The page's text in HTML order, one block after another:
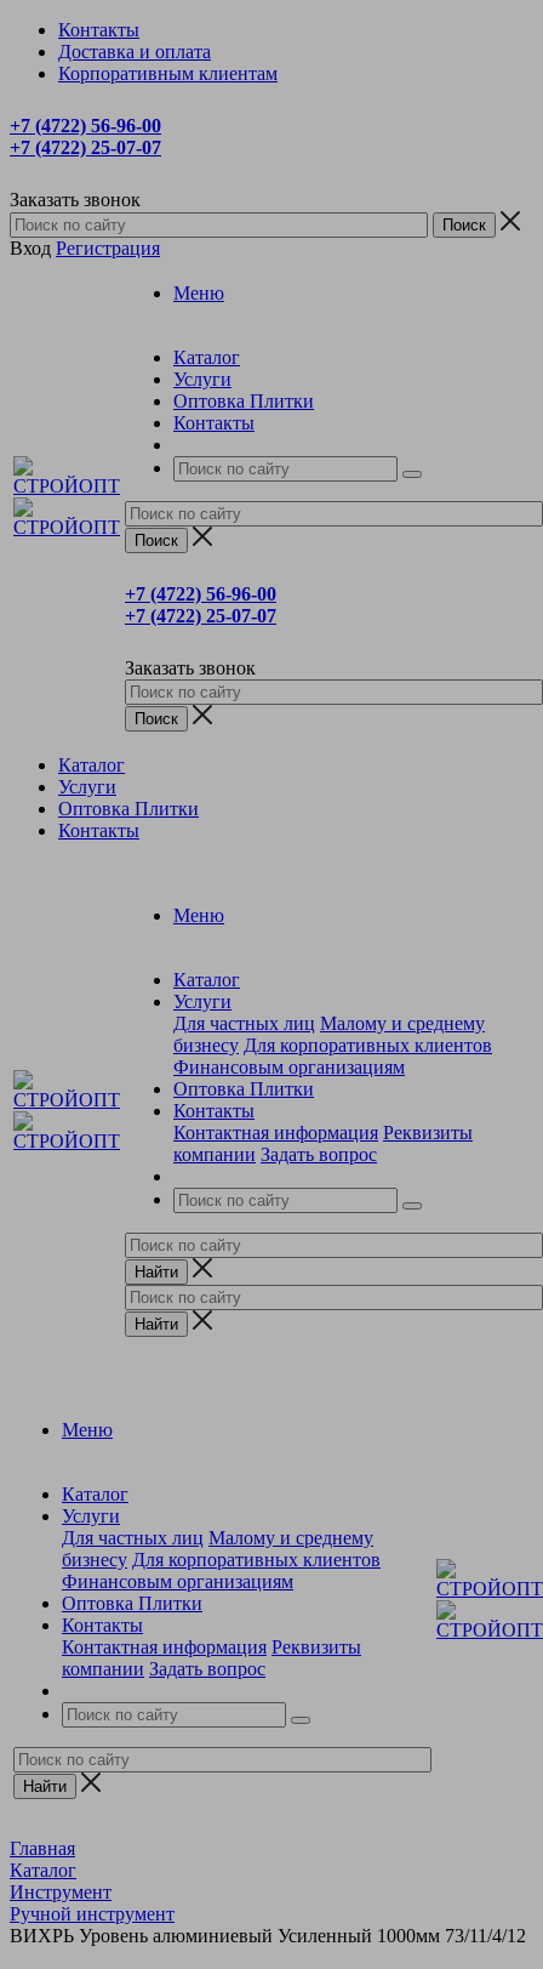
Контакты
Доставка и оплата
Корпоративным клиентам
+7 (4722) 56‑96-00
+7 (4722) 25‑07-07
Заказать звонок
Вход Регистрация
Меню
Каталог
Услуги
Оптовка Плитки
Контакты
+7 (4722) 56‑96-00
+7 (4722) 25‑07-07
Заказать звонок
Каталог
Услуги
Оптовка Плитки
Контакты
Меню
Каталог
Услуги
Для частных лиц Малому и среднему
бизнесу Для корпоративных клиентов
Финансовым организациям
Оптовка Плитки
Контакты
Контактная информация Реквизиты
компании Задать вопрос
Меню
Каталог
Услуги
Для частных лиц Малому и среднему
бизнесу Для корпоративных клиентов
Финансовым организациям
Оптовка Плитки
Контакты
Контактная информация Реквизиты
компании Задать вопрос
Главная
Каталог
Инструмент
Ручной инструмент
ВИХРЬ Уровень алюминиевый Усиленный 1000мм 73/11/4/12